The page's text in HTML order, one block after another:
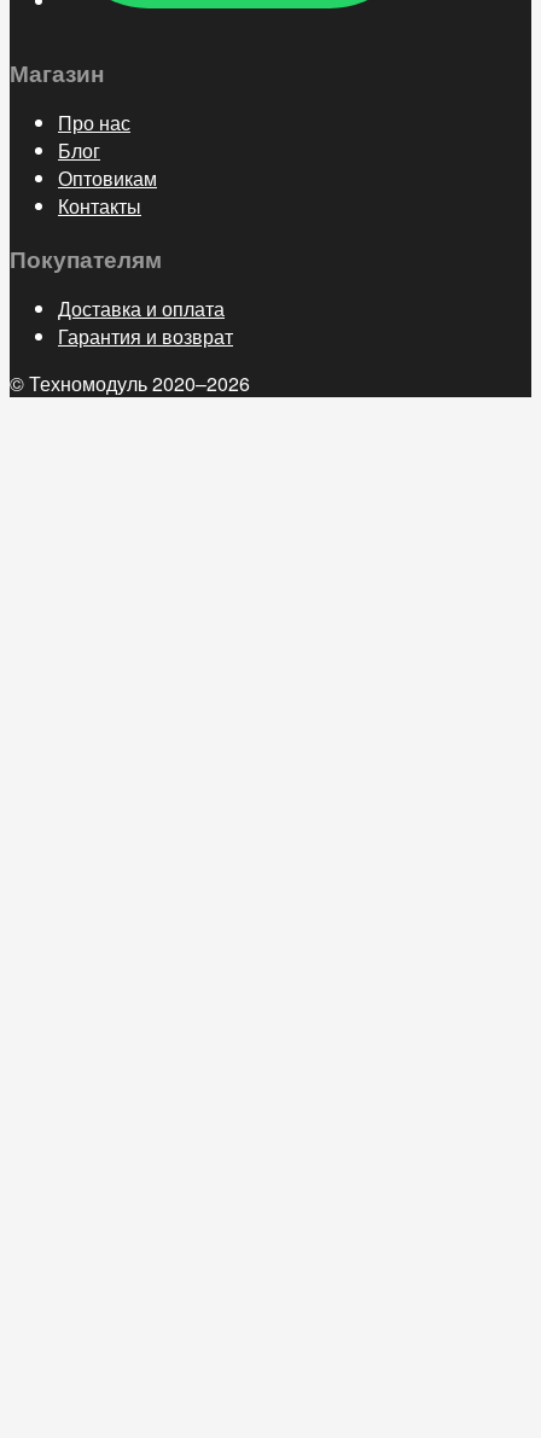
Магазин
Про нас
Блог
Оптовикам
Контакты
Покупателям
Доставка и оплата
Гарантия и возврат
© Техномодуль 2020–2026